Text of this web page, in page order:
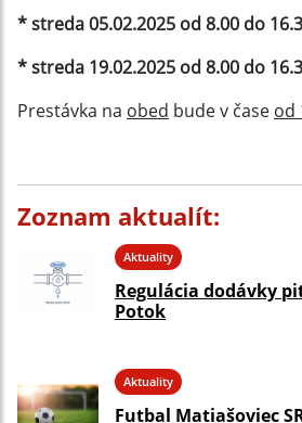
* streda 05.02.2025 od 8.00 do
* streda 19.02.2025 od 8.00 do
Prestávka na obed bude v čase od
Zoznam aktualít:
Aktuality
Regulácia dodávky
Potok
Aktuality
Futbal Matiašoviec